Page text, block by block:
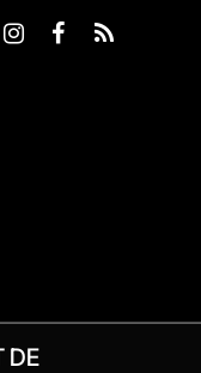
Instagram
Facebook
RSS
DE